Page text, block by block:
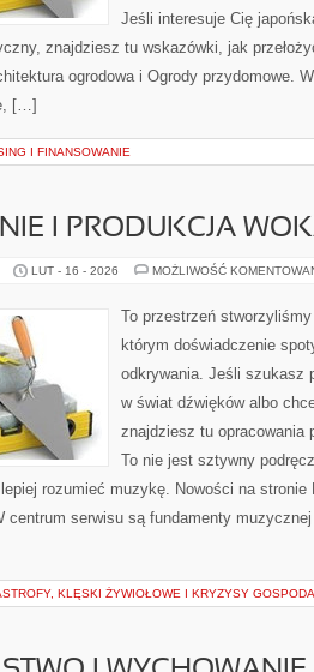
Jeśli interesuje Cię
znajdziesz tu wskazówki, jak
ogrodowa i Ogrody przydomowe.
[…]
I FINANSOWANIE
I PRODUKCJA
LUT - 16 - 2026 MOŻLIWOŚĆ
To przestrzeń
którym doświadczenie
odkrywania. Jeśli szukasz
w świat dźwięków albo
znajdziesz tu opracowania
To nie jest sztywny
rozumieć muzykę. Nowości na stronie
centrum serwisu są fundamenty
KLĘSKI ŻYWIOŁOWE I KRYZYSY